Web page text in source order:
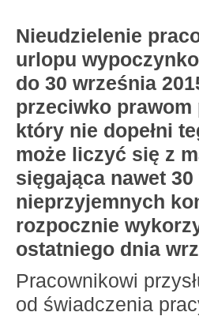
Nieudzielenie
urlopu
do 30 września
przeciwko
który nie dopełni
może liczyć się z
sięgająca nawet 30
nieprzyjemnych
rozpocznie
ostatniego dnia
Pracownikowi
od świadczenia